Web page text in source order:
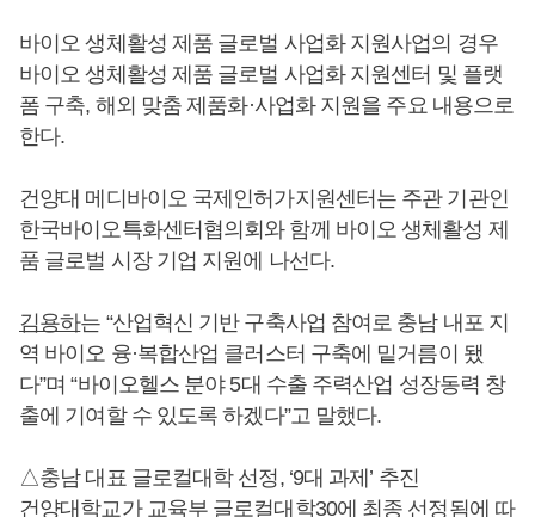
바이오 생체활성 제품 글로벌 사업화 지원사업의 경우
바이오 생체활성 제품 글로벌 사업화 지원센터 및 플랫
폼 구축, 해외 맞춤 제품화·사업화 지원을 주요 내용으로
한다.
건양대 메디바이오 국제인허가지원센터는 주관 기관인
한국바이오특화센터협의회와 함께 바이오 생체활성 제
품 글로벌 시장 기업 지원에 나선다.
김용하는 “산업혁신 기반 구축사업 참여로 충남 내포 지
역 바이오 융·복합산업 클러스터 구축에 밑거름이 됐
다”며 “바이오헬스 분야 5대 수출 주력산업 성장동력 창
출에 기여할 수 있도록 하겠다”고 말했다.
△충남 대표 글로컬대학 선정, ‘9대 과제’ 추진
건양대학교가 교육부 글로컬대학30에 최종 선정됨에 따